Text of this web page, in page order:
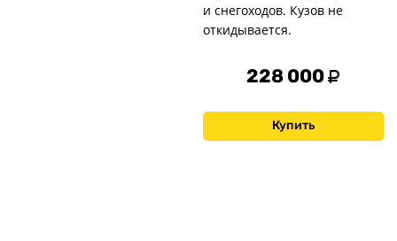
и снегоходов. Кузов не
откидывается.
228 000
Купить